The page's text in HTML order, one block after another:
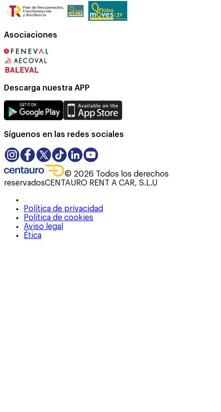
Asociaciones
Descarga nuestra APP
Síguenos en las redes sociales
© 2026 Todos los derechos
reservadosCENTAURO RENT A CAR, S.L.U
Política de privacidad
Política de cookies
Aviso legal
Ética